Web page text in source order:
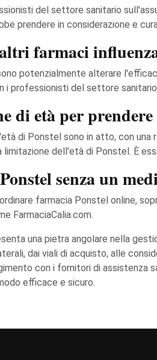
del settore sanitario
prendere in considerazione e
farmaci
potenzialmente alterare
i professionisti del settore
di età per prendere
di Ponstel sono in atto, con una
dell'età di Ponstel. È
senza un
farmacia Ponstel online,
FarmaciaCalia.com.
una pietra angolare nella
dai viali di acquisto, alle
con i fornitori di
efficace e sicuro.